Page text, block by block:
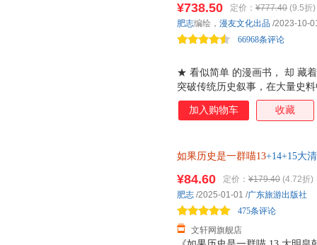
进行细致梳理，多角度呈现当
附有相关的延伸阅读，让你不
美烫金外封
★ 看似简单 的漫画书， 却 藏
突破传统历史叙事，在大量史
顺序为主线讲故事，用一群喵
史。 ★《如果历史是一群喵》
宋辽金夏篇、南宋金元篇、元
教科书、名家学说等大量资料
满的故事，引经据典的同时不
读，比传统漫画更
¥738.50 定价： ¥777.40 (9.5折)
66968条评论
肥志编绘， 漫友文化出品 /2023-10-
加入购物车 收藏
如果历史是一群喵13+14+15大
85%城市次日达，团购优惠咨
¥84.60 定价： ¥179.40 (4.72折)
文轩网旗舰店
475条评论
肥志 /2025-01-01 /广东旅游出版社